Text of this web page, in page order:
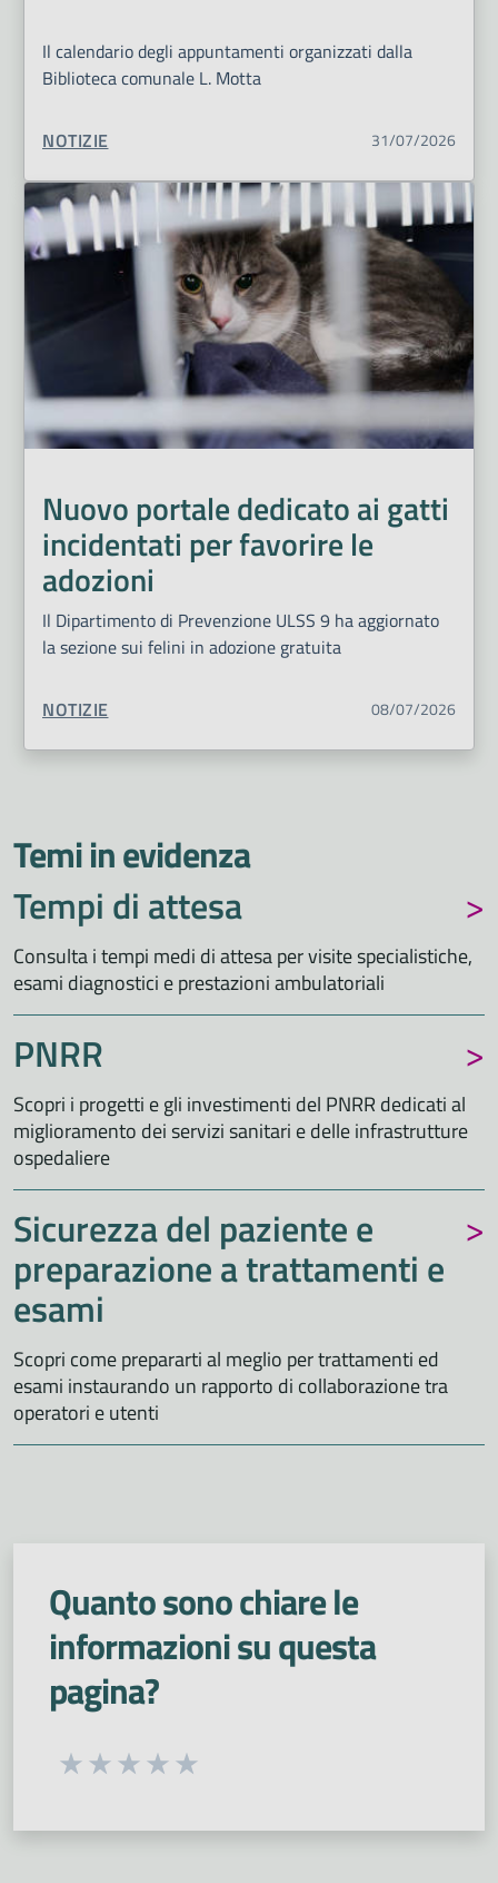
Il calendario degli appuntamenti organizzati dalla
Biblioteca comunale L. Motta
TIPO CONTENUTO:
NOTIZIE 31/07/2026
Nuovo portale dedicato ai gatti
incidentati per favorire le
adozioni
Il Dipartimento di Prevenzione ULSS 9 ha aggiornato
la sezione sui felini in adozione gratuita
TIPO CONTENUTO:
NOTIZIE 08/07/2026
Temi in evidenza
Tempi di attesa
Consulta i tempi medi di attesa per visite specialistiche,
esami diagnostici e prestazioni ambulatoriali
PNRR
Scopri i progetti e gli investimenti del PNRR dedicati al
miglioramento dei servizi sanitari e delle infrastrutture
ospedaliere
Sicurezza del paziente e
preparazione a trattamenti e
esami
Scopri come prepararti al meglio per trattamenti ed
esami instaurando un rapporto di collaborazione tra
operatori e utenti
Quanto sono chiare le
informazioni su questa
pagina?
Seleziona una valutazione da 1 a 5 stelle